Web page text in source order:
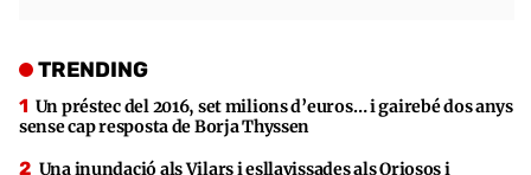
TRENDING
Un préstec del 2016, set milions d’euros… i gairebé dos anys
sense cap resposta de Borja Thyssen
Una inundació als Vilars i esllavissades als Oriosos i